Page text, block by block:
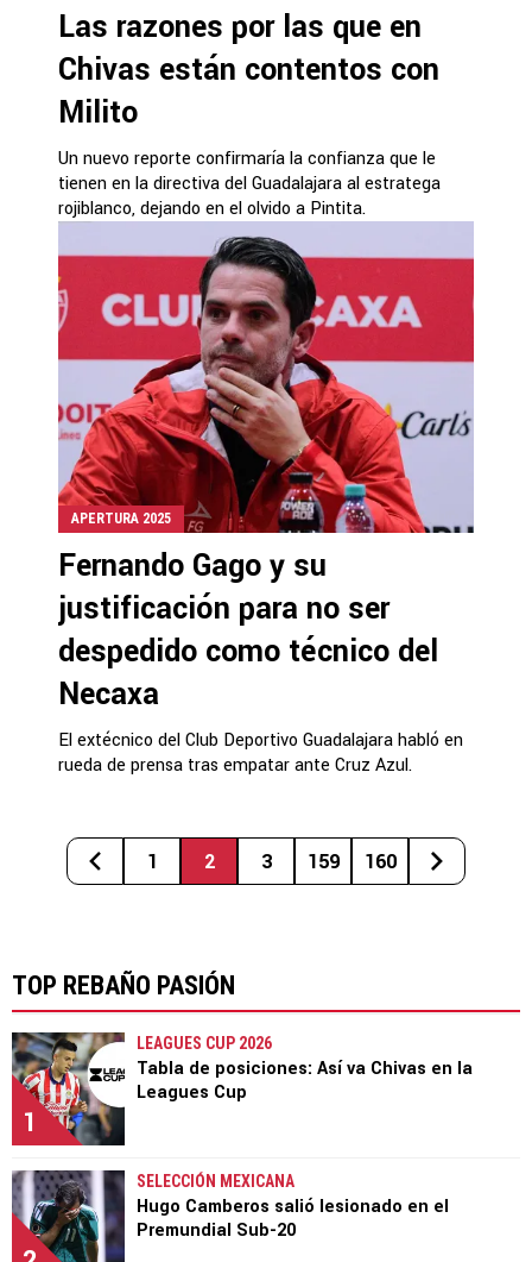
Las razones por las que en
Chivas están contentos con
Milito
Un nuevo reporte confirmaría la confianza que le
tienen en la directiva del Guadalajara al estratega
rojiblanco, dejando en el olvido a Pintita.
APERTURA 2025
Fernando Gago y su
justificación para no ser
despedido como técnico del
Necaxa
El extécnico del Club Deportivo Guadalajara habló en
rueda de prensa tras empatar ante Cruz Azul.
1 2 3 159 160
TOP REBAÑO PASIÓN
1
LEAGUES CUP 2026
Tabla de posiciones: Así va Chivas en la
Leagues Cup
SELECCIÓN MEXICANA
Hugo Camberos salió lesionado en el
Premundial Sub-20